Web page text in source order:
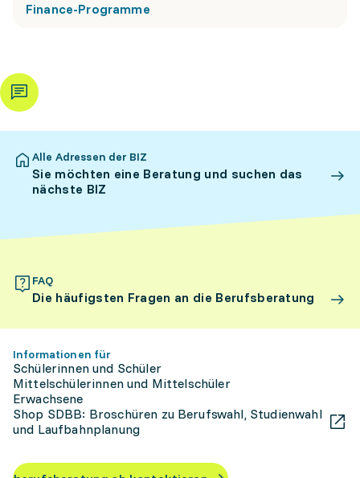
Finance-Programme
Alle Adressen der BIZ
Sie möchten eine Beratung und suchen das
nächste BIZ
FAQ
Die häufigsten Fragen an die Berufsberatung
Informationen für
Schülerinnen und Schüler
Mittelschülerinnen und Mittelschüler
Erwachsene
Shop SDBB: Broschüren zu Berufswahl, Studienwahl
und Laufbahnplanung